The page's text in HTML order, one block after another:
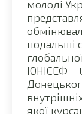
молоді
подальші
ЮНІСЕФ –
якої